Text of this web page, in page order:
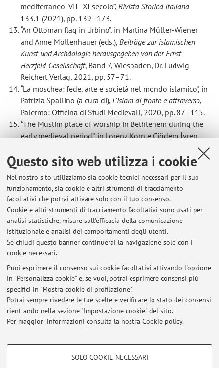
Questo sito web utilizza i cookie
Nel nostro sito utilizziamo sia cookie tecnici necessari per il suo
funzionamento, sia cookie e altri strumenti di tracciamento
facoltativi che potrai attivare solo con il tuo consenso.
Cookie e altri strumenti di tracciamento facoltativi sono usati per
analisi statistiche, misure sull'efficacia della comunicazione
istituzionale e analisi dei comportamenti degli utenti.
Se chiudi questo banner continuerai la navigazione solo con i
cookie necessari.
Puoi esprimere il consenso sui cookie facoltativi attivando l'opzione
in "Personalizza cookie" e, se vuoi, potrai esprimere consensi più
specifici in "Mostra cookie di profilazione".
Potrai sempre rivedere le tue scelte e verificare lo stato dei consensi
rientrando nella sezione "Impostazione cookie" del sito.
Per maggiori informazioni consulta la nostra Cookie policy.
COOKIE DI PROFILAZIONE - FACOLTATIVI
SOLO COOKIE NECESSARI
mediterraneo, VII–XI secolo”, Rivista Storica Italiana
133.1 (2021), pp. 139–173.
“An Ottoman flag in Urbino”, in Martina Müller-Wiener
and Anne Mollenhauer (eds.), Beiträge zur islamischen
Kunst und Archäologie herausgegeben von der Ernst
Herzfeld-Gesellschaft, Band 7, Wiesbaden, Dr. Ludwig
Reichert Verlag, 2021, pp. 57–71.
“La moschea: fede, arte e società nel mondo islamico”, in
Patrizia Spallino (a cura di), L'Islam di fronte e attraverso,
Palermo: Officina di Studi Medievali, 2020, pp. 87–115.
“The Muslim place of worship in Bethlehem during the
early medieval period”, in Lorenz Korn e Çiğdem İvren
, Wiesbaden:
Dr. Ludwig Reichert Verlag, 2020, pp. 63–77.
Ultimi avvisi
Ciclo di seminari dedicati alla collezione di manoscritti orientali di
Luigi Ferdinando Marsili
Pubblicato il: 11 novembre 2025
CANCELLAZIONE LEZIONE DEL 27/09/2024
Pubblicato il: 26 settembre 2024
DIDATTICA ONLINE DOMANI 19.09.2024
Pubblicato il: 18 settembre 2024